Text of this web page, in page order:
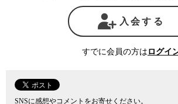
て無関係ではないことを、われわれは今あた
があるだろう。日本では多額のパーティ券購
て、ビジネスモデルが陳腐化し本来であれば退
い企業や業界の利益が手厚く保護され続けて
れがなければ本来は営利団体である企業や業
由などないのだ。
入会する
すでに会員の方は ログイ
SNSに感想やコメントをお寄せください。